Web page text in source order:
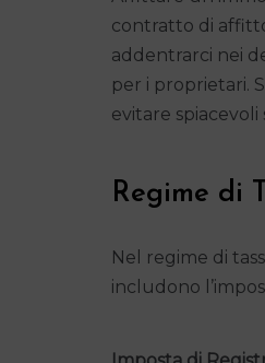
contratto di
addentrarci nei
per i proprietari.
evitare spiacevoli
Regime di
Nel regime di
includono